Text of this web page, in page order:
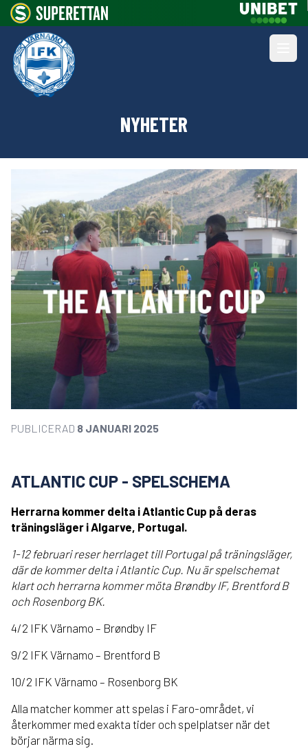
NYHETER
PUBLICERAD 8 JANUARI 2025
ATLANTIC CUP - SPELSCHEMA
Herrarna kommer delta i Atlantic Cup på deras
träningsläger i Algarve, Portugal.
1-12 februari reser herrlaget till Portugal på träningsläger,
där de kommer delta i Atlantic Cup. Nu är spelschemat
klart och herrarna kommer möta Brøndby IF, Brentford B
och Rosenborg BK.
4/2 IFK Värnamo – Brøndby IF
9/2 IFK Värnamo – Brentford B
10/2 IFK Värnamo – Rosenborg BK
Alla matcher kommer att spelas i Faro-området, vi
återkommer med exakta tider och spelplatser när det
börjar närma sig.